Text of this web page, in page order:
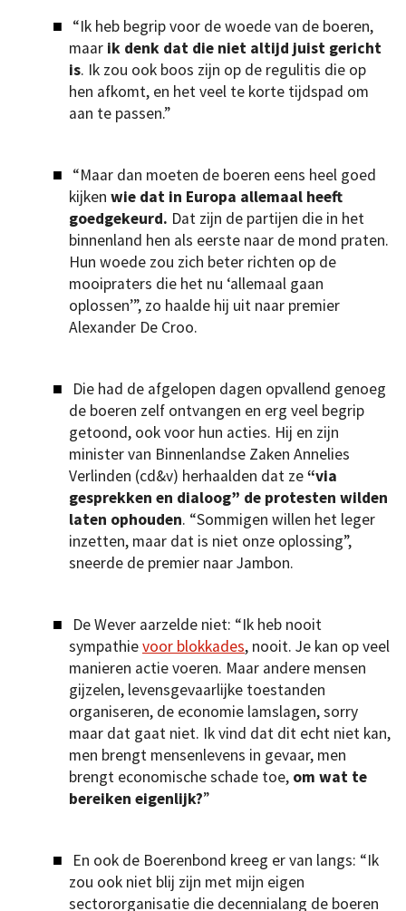
“Ik heb begrip voor de woede van de boeren,
maar ik denk dat die niet altijd juist gericht
is. Ik zou ook boos zijn op de regulitis die op
hen afkomt, en het veel te korte tijdspad om
aan te passen.”
“Maar dan moeten de boeren eens heel goed
kijken wie dat in Europa allemaal heeft
goedgekeurd. Dat zijn de partijen die in het
binnenland hen als eerste naar de mond praten.
Hun woede zou zich beter richten op de
mooipraters die het nu ‘allemaal gaan
oplossen’”, zo haalde hij uit naar premier
Alexander De Croo.
Die had de afgelopen dagen opvallend genoeg
de boeren zelf ontvangen en erg veel begrip
getoond, ook voor hun acties. Hij en zijn
minister van Binnenlandse Zaken Annelies
Verlinden (cd&v) herhaalden dat ze“via
gesprekken en dialoog” de protesten wilden
laten ophouden. “Sommigen willen het leger
inzetten, maar dat is niet onze oplossing”,
sneerde de premier naar Jambon.
De Wever aarzelde niet: “Ik heb nooit
sympathievoor blokkades, nooit. Je kan op veel
manieren actie voeren. Maar andere mensen
gijzelen, levensgevaarlijke toestanden
organiseren, de economie lamslagen, sorry
maar dat gaat niet. Ik vind dat dit echt niet kan,
men brengt mensenlevens in gevaar, men
brengt economische schade toe, om wat te
bereiken eigenlijk?”
En ook de Boerenbond kreeg er van langs: “Ik
zou ook niet blij zijn met mijn eigen
sectororganisatie die decennialang de boeren